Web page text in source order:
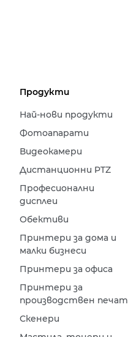
Продукти
Най-нови продукти
Фотоапарати
Видеокамери
Дистанционни PTZ
Професионални
дисплеи
Обективи
Принтери за дома и
малки бизнеси
Принтери за офиса
Принтери за
производствен печат
Скенери